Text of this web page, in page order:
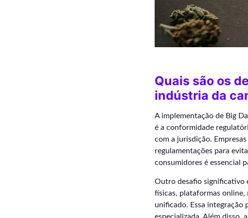
Quais são os
indústria da
A implementação de Big
é a conformidade
com a jurisdição.
regulamentações para
consumidores é essencial
Outro desafio significativo
físicas, plataformas online,
unificado. Essa integração